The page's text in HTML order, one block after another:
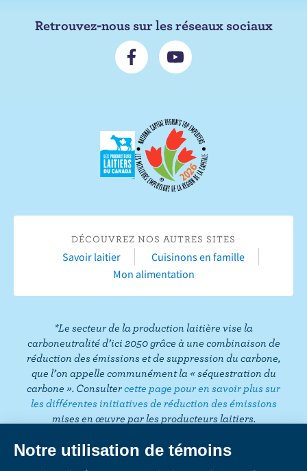
Retrouvez-nous sur les réseaux sociaux
N
o
u
i
v
s
u
F
e
b
o
o
k
S
'
o
n
n
e
r
u
r
Y
o
u
b
e
DÉCOUVREZ NOS AUTRES SITES
Savoir laitier
Cuisinons en famille
Mon alimentation
*Le secteur de la production laitière vise la
carboneutralité d’ici 2050 grâce à une combinaison de
réduction des émissions et de suppression du carbone,
que l’on appelle communément la « séquestration du
carbone ». Consultercette page pour en savoir plus sur
les différentes initiatives de réduction des émissions
mises en œuvre par les producteurs laitiers.